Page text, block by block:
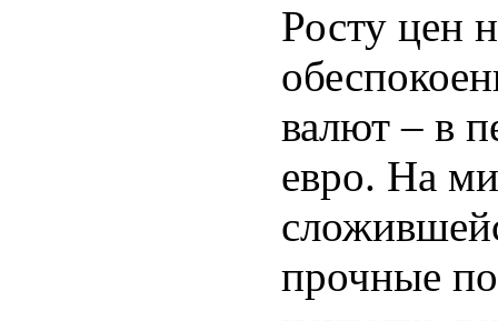
Росту цен
валют – в
евро. На
прочные